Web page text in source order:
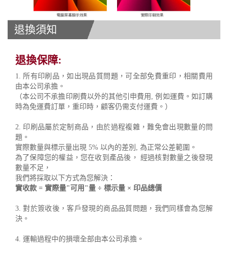
退換須知
退換保障:
1. 所有印刷品，如出現品質問題，可全部免費重印，相關費用
由本公司承擔。
（本公司不承擔印刷費以外的其他引申費用, 例如運費。如訂購
時為免運費訂單，重印時，顧客仍需支付運費。）
2. 印刷品屬於定制商品，由於過程複雜，難免會出現數量的問
題。
實際數量與標示量出現 5% 以內的差別, 為正常公差範圍。
為了保障您的權益，您在收到產品後， 經過核對數量之後發現
數量不足，
我們將採取以下方式為您解決：
實收款 = 實際量"可用"量 ÷ 標示量 × 印品總價
3. 對於簽收後，客戶發現的商品品質問題，我們同樣會為您解
決。
4. 運輸過程中的損壞全部由本公司承擔。